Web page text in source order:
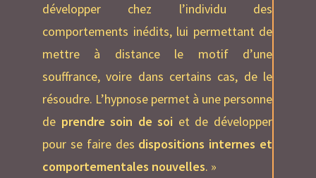
développer chez l’individu des
comportements inédits, lui permettant de
mettre à distance le motif d’une
souffrance, voire dans certains cas, de le
résoudre. L’hypnose permet à une personne
de prendre soin de soi et de développer
pour se faire des dispositions internes et
comportementales nouvelles. »